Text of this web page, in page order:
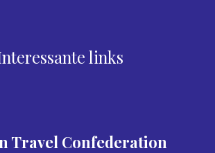
links
Travel Confederation